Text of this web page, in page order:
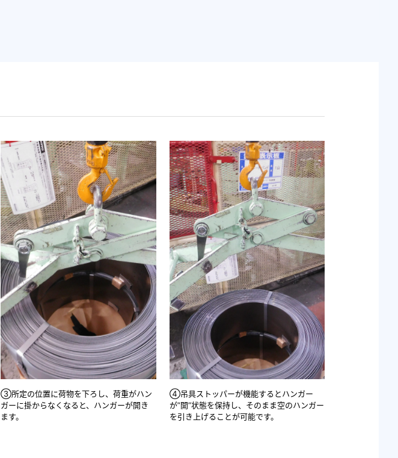
③所定の位置に荷物を下ろし、荷重がハン
ガーに掛からなくなると、ハンガーが開き
ます。
④吊具ストッパーが機能するとハンガー
が”開”状態を保持し、そのまま空のハンガー
を引き上げることが可能です。